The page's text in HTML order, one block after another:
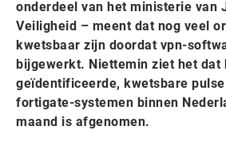
onderdeel van het ministerie van
Veiligheid – meent dat nog veel
kwetsbaar zijn doordat vpn-
bijgewerkt. Niettemin ziet het dat
geïdentificeerde, kwetsbare
fortigate-systemen binnen
maand is afgenomen.